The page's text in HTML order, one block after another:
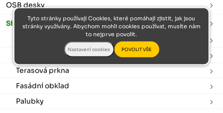
OSB desky
Sibiřský modřín
Podkladové hranoly
Terasová prkna
Fasádní obklad
Palubky
Tyto stránky používají Cookies, které pomáhají zjistit, jak jsou
stránky využívány. Abychom mohli cookies používat, musíte nám
to nejprve povolit.